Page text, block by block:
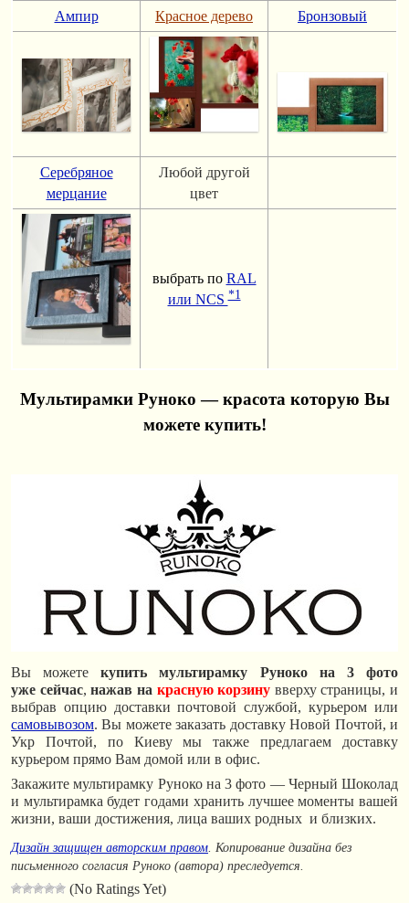
Ампир Красное дерево Бронзовый
Серебряное
мерцание
Любой другой
цвет
выбрать по RAL
или NCS*1
Мультирамки Руноко — красота которую Вы
можете купить!
Вы можетекупить мультирамку Руноко на 3 фото
уже сейчас, нажав на красную корзину вверху страницы, и
выбрав опцию доставки почтовой службой, курьером или
самовывозом. Вы можете заказать доставку Новой Почтой, и
Укр Почтой, по Киеву мы также предлагаем доставку
курьером прямо Вам домой или в офис.
Закажите мультирамку Руноко на 3 фото — Черный Шоколад
и мультирамка будет годами хранить лучшее моменты вашей
жизни, ваши достижения, лица ваших родных и близких.
Дизайн защищен авторским правом . Копирование дизайна без
письменного согласия Руноко (автора) преследуется.
(No Ratings Yet)